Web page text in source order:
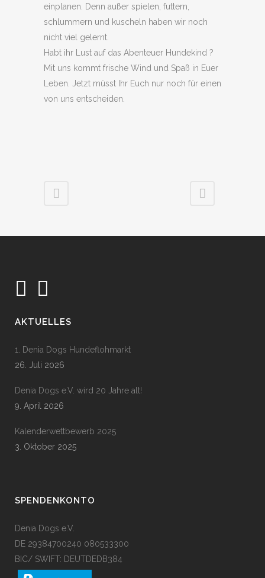
einplanen. Denn außer spielen, futtern,
schlummern und kuscheln haben wir noch
nicht viel gelernt.
Habt ihr Lust auf das Abenteuer Hundekind ?
Mit uns kommt frische Wind und Spaß in Euer
Leben. Jetzt müsst Ihr Euch nur noch für einen
von uns entscheiden.
AKTUELLES
1. Denia Dogs Hundeflohmarkt
26. Juli 2026
Denia Dogs e.V. wird 20 Jahre alt!
9. April 2026
Kalenderwettbewerb 2025
3. Oktober 2025
SPENDENKONTO
Denia Dogs e.V.
DE 29384700240 080533300
BIC/ SWIFT: DEUTDEDB384